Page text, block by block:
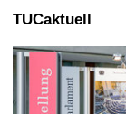
TUCaktuell